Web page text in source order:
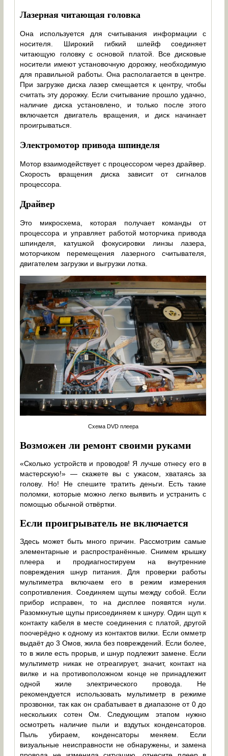
Лазерная читающая головка
Она используется для считывания информации с
носителя. Широкий гибкий шлейф соединяет
читающую головку с основой платой. Все дисковые
носители имеют установочную дорожку, необходимую
для правильной работы. Она располагается в центре.
При загрузке диска лазер смещается к центру, чтобы
считать эту дорожку. Если считывание прошло удачно,
наличие диска установлено, и только после этого
включается двигатель вращения, и диск начинает
проигрываться.
Электромотор привода шпинделя
Мотор взаимодействует с процессором через драйвер.
Скорость вращения диска зависит от сигналов
процессора.
Драйвер
Это микросхема, которая получает команды от
процессора и управляет работой моторчика привода
шпинделя, катушкой фокусировки линзы лазера,
моторчиком перемещения лазерного считывателя,
двигателем загрузки и выгрузки лотка.
Схема DVD плеера
Возможен ли ремонт своими руками
«Сколько устройств и проводов! Я лучше отнесу его в
мастерскую!» — скажете вы с ужасом, хватаясь за
голову. Но! Не спешите тратить деньги. Есть такие
поломки, которые можно легко выявить и устранить с
помощью обычной отвёртки.
Если проигрыватель не включается
Здесь может быть много причин. Рассмотрим самые
элементарные и распространённые. Снимем крышку
плеера и продиагностируем на внутренние
повреждения шнур питания. Для проверки работы
мультиметра включаем его в режим измерения
сопротивления. Соединяем щупы между собой. Если
прибор исправен, то на дисплее появятся нули.
Разомкнутые щупы присоединяем к шнуру. Один щуп к
контакту кабеля в месте соединения с платой, другой
поочерёдно к одному из контактов вилки. Если омметр
выдаёт до 3 Омов, жила без повреждений. Если более,
то в жиле есть прорыв, и шнур подлежит замене. Если
мультиметр никак не отреагирует, значит, контакт на
вилке и на противоположном конце не принадлежит
одной жиле электрического провода. Не
рекомендуется использовать мультиметр в режиме
прозвонки, так как он срабатывает в диапазоне от 0 до
нескольких сотен Ом. Следующим этапом нужно
осмотреть наличие пыли и вздутых конденсаторов.
Пыль убираем, конденсаторы меняем. Если
визуальные неисправности не обнаружены, и замена